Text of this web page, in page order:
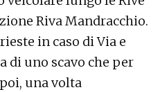
Riva Mandracchio.
in caso di Via e
di uno scavo che per
una volta